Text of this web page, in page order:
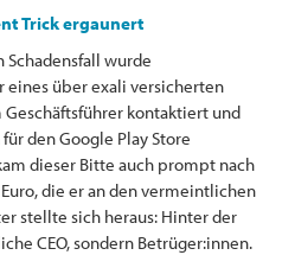
Trick ergaunert
wurde
über exali versicherten
kontaktiert und
den Google Play Store
dieser Bitte auch prompt nach
die er an den vermeintlichen
stellte sich heraus: Hinter der
CEO, sondern Betrüger:innen.